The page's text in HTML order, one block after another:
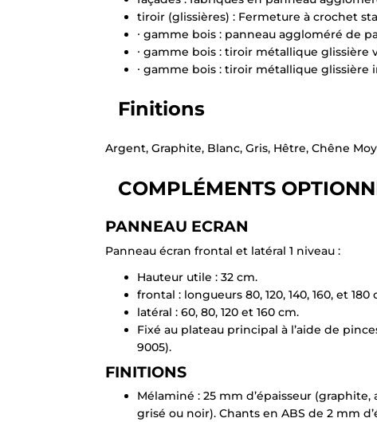
tiroir (glissières) : Fermeture à crochet
∙ gamme bois : panneau aggloméré de
∙ gamme bois : tiroir métallique glissière
∙ gamme bois : tiroir métallique glissière
Finitions
Argent, Graphite, Blanc, Gris, Hêtre, Chêne
COMPLÉMENTS
PANNEAU ECRAN
Panneau écran frontal et latéral 1 niveau :
Hauteur utile : 32 cm.
frontal : longueurs 80, 120, 140, 160, et 180
latéral : 60, 80, 120 et 160 cm.
Fixé au plateau principal à l’aide de
9005).
FINITIONS
Mélaminé : 25 mm d’épaisseur
grisé ou noir). Chants en ABS de 2 mm